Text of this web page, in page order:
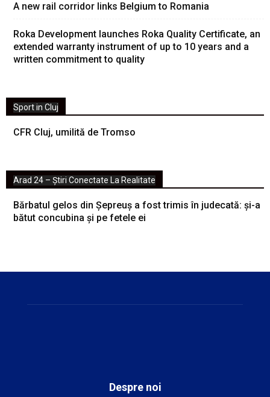
A new rail corridor links Belgium to Romania
Roka Development launches Roka Quality Certificate, an
extended warranty instrument of up to 10 years and a
written commitment to quality
Sport in Cluj
CFR Cluj, umilită de Tromso
Arad 24 – Știri Conectate La Realitate
Bărbatul gelos din Șepreuș a fost trimis în judecată: și-a
bătut concubina și pe fetele ei
Despre noi